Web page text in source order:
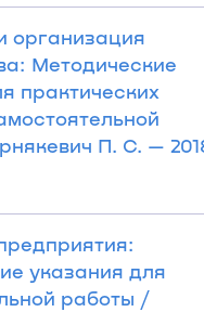
организация
Методические
практических
П. С. —
указания для
работы /